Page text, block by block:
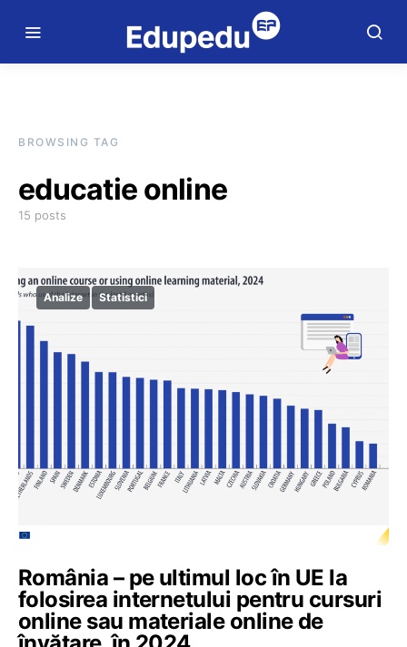
BROWSING TAG
educatie online
15 posts
Analize Statistici
România – pe ultimul loc în UE la
folosirea internetului pentru cursuri
online sau materiale online de